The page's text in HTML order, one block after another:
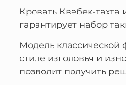
Кровать Квебек-тахта
гарантирует набор
Модель классической
стиле изголовья и
позволит получить